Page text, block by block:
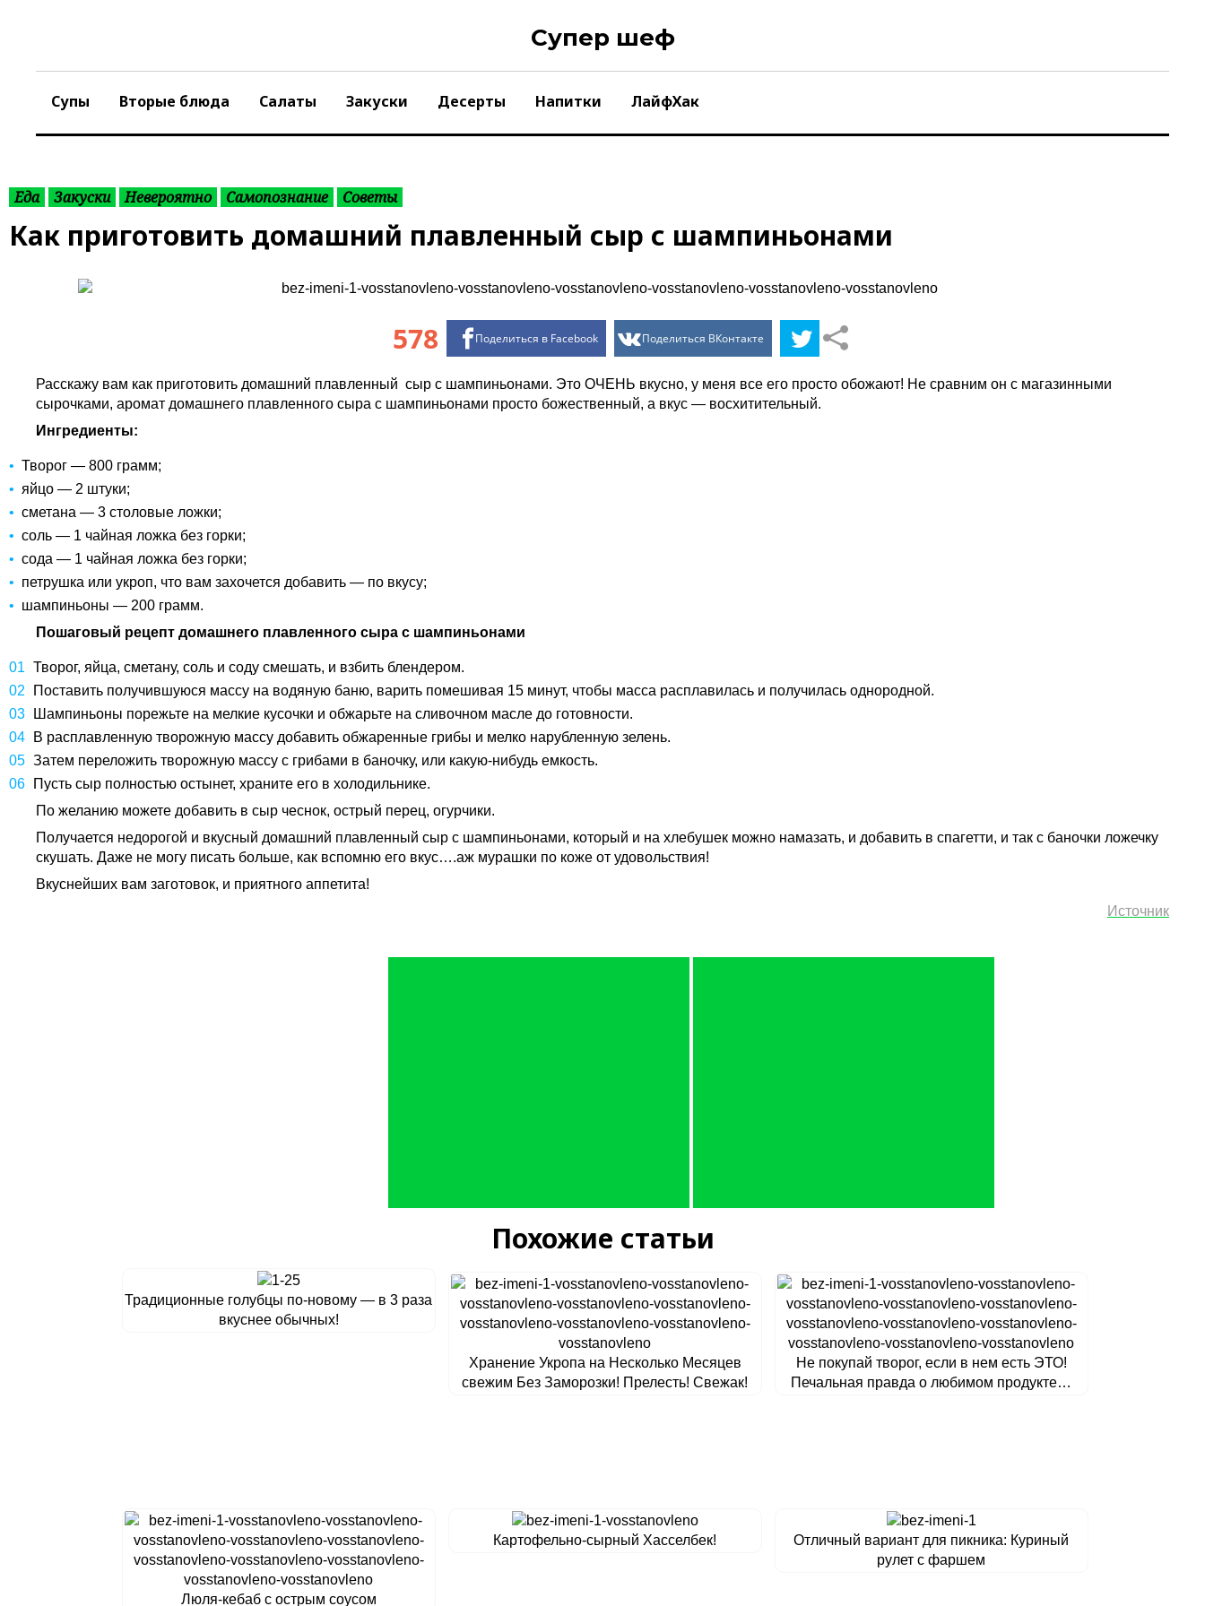
t
e
n
t
Супер шеф
Супы Вторые блюда Салаты Закуски Десерты Напитки ЛайфХак
Еда Закуски Невероятно Самопознание Советы
Как приготовить домашний плавленный сыр с шампиньонами
578 Поделиться в Facebook Поделиться ВКонтакте
Расскажу вам как приготовить домашний плавленный сыр с шампиньонами. Это ОЧЕНЬ вкусно, у меня все его просто обожают! Не сравним он с магазинными
сырочками, аромат домашнего плавленного сыра с шампиньонами просто божественный, а вкус — восхитительный.
Ингредиенты:
Творог — 800 грамм;
яйцо — 2 штуки;
сметана — 3 столовые ложки;
соль — 1 чайная ложка без горки;
сода — 1 чайная ложка без горки;
петрушка или укроп, что вам захочется добавить — по вкусу;
шампиньоны — 200 грамм.
Пошаговый рецепт домашнего плавленного сыра с шампиньонами
Творог, яйца, сметану, соль и соду смешать, и взбить блендером.
Поставить получившуюся массу на водяную баню, варить помешивая 15 минут, чтобы масса расплавилась и получилась однородной.
Шампиньоны порежьте на мелкие кусочки и обжарьте на сливочном масле до готовности.
В расплавленную творожную массу добавить обжаренные грибы и мелко нарубленную зелень.
Затем переложить творожную массу с грибами в баночку, или какую-нибудь емкость.
Пусть сыр полностью остынет, храните его в холодильнике.
По желанию можете добавить в сыр чеснок, острый перец, огурчики.
Получается недорогой и вкусный домашний плавленный сыр с шампиньонами, который и на хлебушек можно намазать, и добавить в спагетти, и так с баночки ложечку
скушать. Даже не могу писать больше, как вспомню его вкус….аж мурашки по коже от удовольствия!
Вкуснейших вам заготовок, и приятного аппетита!
Источник
Похожие статьи
Традиционные голубцы по-новому — в 3 раза
вкуснее обычных!
Хранение Укропа на Несколько Месяцев
свежим Без Заморозки! Прелесть! Свежак!
Не покупай творог, если в нем есть ЭТО!
Печальная правда о любимом продукте…
Люля-кебаб с острым соусом
Картофельно-сырный Хасселбек!
Отличный вариант для пикника: Куриный
рулет с фаршем